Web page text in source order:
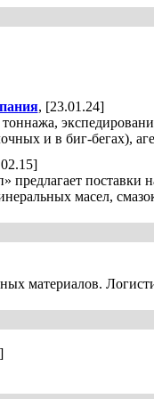
, [23.01.24]
и в биг-бегах),
поставки
масел,
материалов.